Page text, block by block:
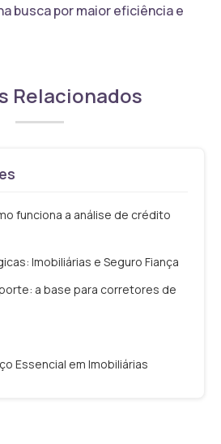
busca por maior eficiência e
Relacionados
funciona a análise de crédito
Imobiliárias e Seguro Fiança
a base para corretores de
Essencial em Imobiliárias